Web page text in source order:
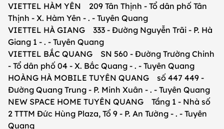
VIETTEL HÀM YÊN 209 Tân Thịnh - Tổ dân phố Tân
Thịnh - X. Hàm Yên - . - Tuyên Quang
VIETTEL HÀ GIANG 333 - Đường Nguyễn Trãi - P. Hà
Giang 1 - . - Tuyên Quang
VIETTEL BẮC QUANG SN 560 - Đường Trường Chinh
- Tổ dân phố 04 - X. Bắc Quang - . - Tuyên Quang
HOÀNG HÀ MOBILE TUYÊN QUANG số 447 449 -
Đường Quang Trung - P. Minh Xuân - . - Tuyên Quang
NEW SPACE HOME TUYÊN QUANG Tầng 1 - Nhà số
2 TTTM Đức Hùng Plaza, Tổ 9 - P. An Tường - . - Tuyên
Quang